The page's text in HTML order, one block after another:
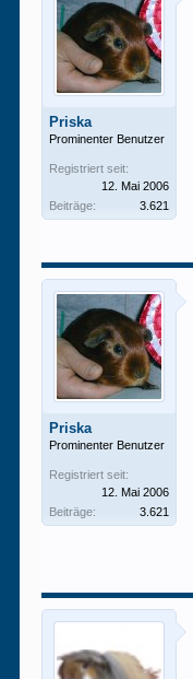
Priska
Prominenter Benutzer
Registriert seit:
12. Mai 2006
Beiträge:
3.621
Priska
Prominenter Benutzer
Registriert seit:
12. Mai 2006
Beiträge:
3.621